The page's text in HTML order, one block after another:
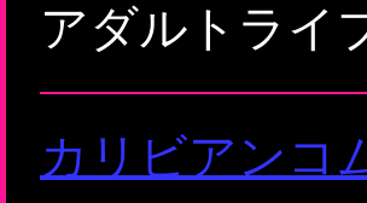
アダルトライ
カリビアンコ